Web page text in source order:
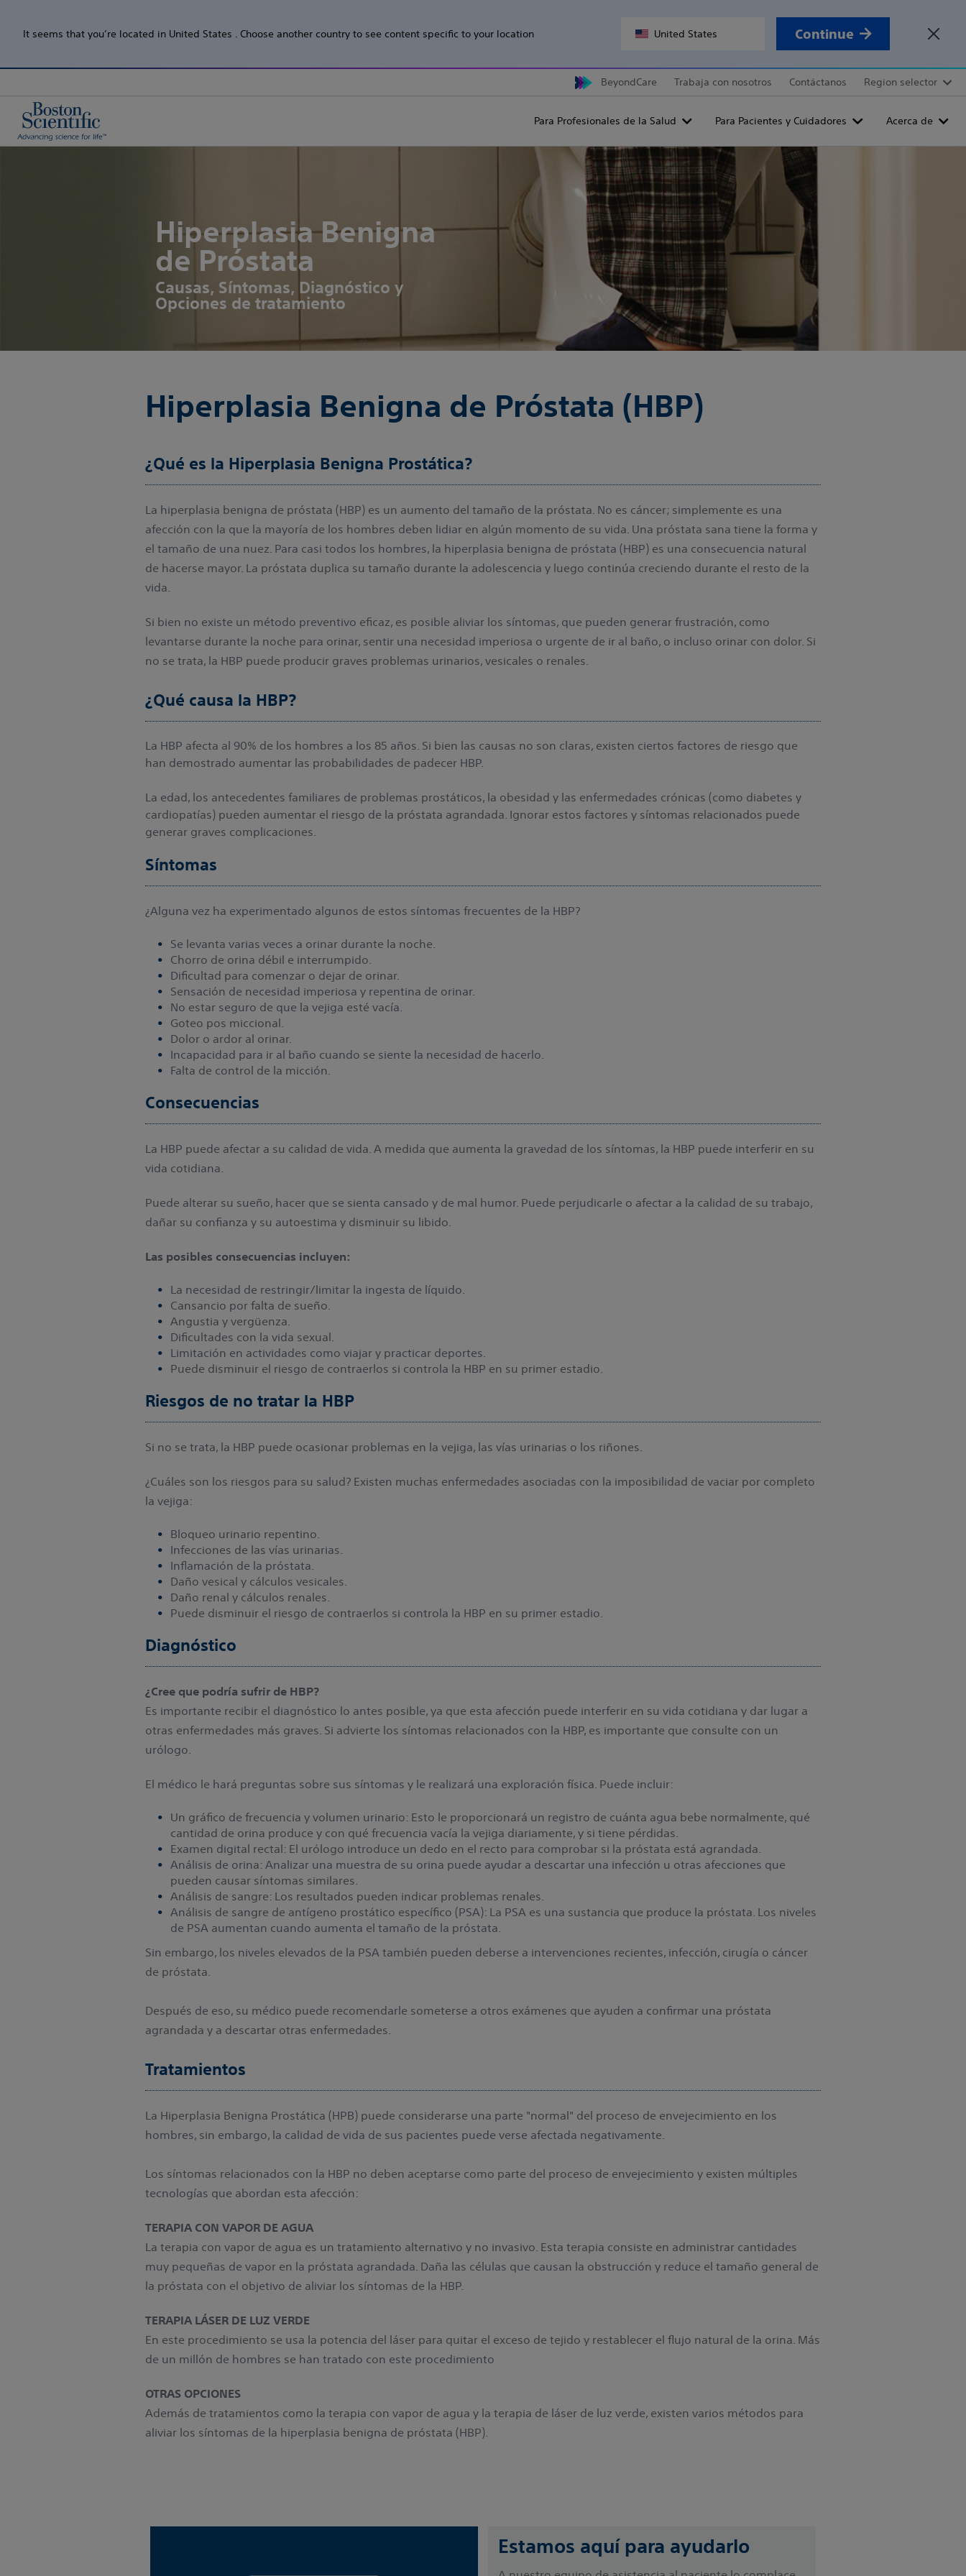
It seems that you’re located in United States . Choose another country to see content specific to your location United States Continue
BeyondCare Trabaja con nosotros Contáctanos Region selector
Para Profesionales de la Salud Para Pacientes y Cuidadores Acerca de
Hiperplasia Benigna
de Próstata
Causas, Síntomas, Diagnóstico y
Opciones de tratamiento
Hiperplasia Benigna de Próstata (HBP)
¿Qué es la Hiperplasia Benigna Prostática?
La hiperplasia benigna de próstata (HBP) es un aumento del tamaño de la próstata. No es cáncer; simplemente es una
afección con la que la mayoría de los hombres deben lidiar en algún momento de su vida. Una próstata sana tiene la forma y
el tamaño de una nuez. Para casi todos los hombres, la hiperplasia benigna de próstata (HBP) es una consecuencia natural
de hacerse mayor. La próstata duplica su tamaño durante la adolescencia y luego continúa creciendo durante el resto de la
vida.
Si bien no existe un método preventivo eficaz, es posible aliviar los síntomas, que pueden generar frustración, como
levantarse durante la noche para orinar, sentir una necesidad imperiosa o urgente de ir al baño, o incluso orinar con dolor. Si
no se trata, la HBP puede producir graves problemas urinarios, vesicales o renales.
¿Qué causa la HBP?
La HBP afecta al 90% de los hombres a los 85 años. Si bien las causas no son claras, existen ciertos factores de riesgo que
han demostrado aumentar las probabilidades de padecer HBP.
La edad, los antecedentes familiares de problemas prostáticos, la obesidad y las enfermedades crónicas (como diabetes y
cardiopatías) pueden aumentar el riesgo de la próstata agrandada. Ignorar estos factores y síntomas relacionados puede
generar graves complicaciones.
Síntomas
¿Alguna vez ha experimentado algunos de estos síntomas frecuentes de la HBP?
Se levanta varias veces a orinar durante la noche.
Chorro de orina débil e interrumpido.
Dificultad para comenzar o dejar de orinar.
Sensación de necesidad imperiosa y repentina de orinar.
No estar seguro de que la vejiga esté vacía.
Goteo pos miccional.
Dolor o ardor al orinar.
Incapacidad para ir al baño cuando se siente la necesidad de hacerlo.
Falta de control de la micción.
Consecuencias
La HBP puede afectar a su calidad de vida. A medida que aumenta la gravedad de los síntomas, la HBP puede interferir en su
vida cotidiana.
Puede alterar su sueño, hacer que se sienta cansado y de mal humor. Puede perjudicarle o afectar a la calidad de su trabajo,
dañar su confianza y su autoestima y disminuir su libido.
Las posibles consecuencias incluyen:
La necesidad de restringir/limitar la ingesta de líquido.
Cansancio por falta de sueño.
Angustia y vergüenza.
Dificultades con la vida sexual.
Limitación en actividades como viajar y practicar deportes.
Puede disminuir el riesgo de contraerlos si controla la HBP en su primer estadio.
Riesgos de no tratar la HBP
Si no se trata, la HBP puede ocasionar problemas en la vejiga, las vías urinarias o los riñones.
¿Cuáles son los riesgos para su salud? Existen muchas enfermedades asociadas con la imposibilidad de vaciar por completo
la vejiga:
Bloqueo urinario repentino.
Infecciones de las vías urinarias.
Inflamación de la próstata.
Daño vesical y cálculos vesicales.
Daño renal y cálculos renales.
Puede disminuir el riesgo de contraerlos si controla la HBP en su primer estadio.
Diagnóstico
¿Cree que podría sufrir de HBP?
Es importante recibir el diagnóstico lo antes posible, ya que esta afección puede interferir en su vida cotidiana y dar lugar a
otras enfermedades más graves. Si advierte los síntomas relacionados con la HBP, es importante que consulte con un
urólogo.
El médico le hará preguntas sobre sus síntomas y le realizará una exploración física. Puede incluir:
Un gráfico de frecuencia y volumen urinario: Esto le proporcionará un registro de cuánta agua bebe normalmente, qué
cantidad de orina produce y con qué frecuencia vacía la vejiga diariamente, y si tiene pérdidas.
Examen digital rectal: El urólogo introduce un dedo en el recto para comprobar si la próstata está agrandada.
Análisis de orina: Analizar una muestra de su orina puede ayudar a descartar una infección u otras afecciones que
pueden causar síntomas similares.
Análisis de sangre: Los resultados pueden indicar problemas renales.
Análisis de sangre de antígeno prostático específico (PSA): La PSA es una sustancia que produce la próstata. Los niveles
de PSA aumentan cuando aumenta el tamaño de la próstata.
Sin embargo, los niveles elevados de la PSA también pueden deberse a intervenciones recientes, infección, cirugía o cáncer
de próstata.
Después de eso, su médico puede recomendarle someterse a otros exámenes que ayuden a confirmar una próstata
agrandada y a descartar otras enfermedades.
Tratamientos
La Hiperplasia Benigna Prostática (HPB) puede considerarse una parte "normal" del proceso de envejecimiento en los
hombres, sin embargo, la calidad de vida de sus pacientes puede verse afectada negativamente.
Los síntomas relacionados con la HBP no deben aceptarse como parte del proceso de envejecimiento y existen múltiples
tecnologías que abordan esta afección:
TERAPIA CON VAPOR DE AGUA
La terapia con vapor de agua es un tratamiento alternativo y no invasivo. Esta terapia consiste en administrar cantidades
muy pequeñas de vapor en la próstata agrandada. Daña las células que causan la obstrucción y reduce el tamaño general de
la próstata con el objetivo de aliviar los síntomas de la HBP.
TERAPIA LÁSER DE LUZ VERDE
En este procedimiento se usa la potencia del láser para quitar el exceso de tejido y restablecer el flujo natural de la orina. Más
de un millón de hombres se han tratado con este procedimiento
OTRAS OPCIONES
Además de tratamientos como la terapia con vapor de agua y la terapia de láser de luz verde, existen varios métodos para
aliviar los síntomas de la hiperplasia benigna de próstata (HBP).
Estamos aquí para ayudarlo